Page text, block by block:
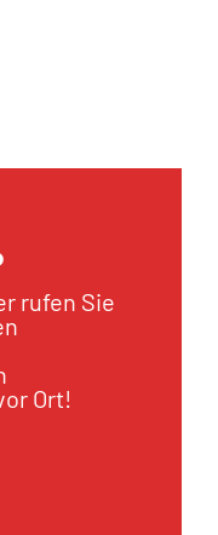
rufen Sie
Ort!